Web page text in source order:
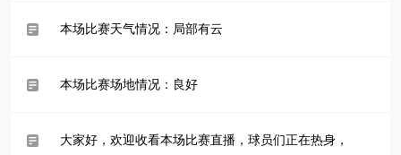
本场比赛天气情况：局部有云
本场比赛场地情况：良好
大家好，欢迎收看本场比赛直播，球员们正在热身，